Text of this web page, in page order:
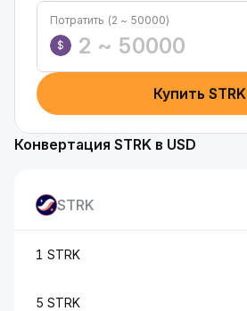
Потратить (2 ~ 50000)
$
Купить STRK
Конвертация STRK в USD
STRK
1 STRK
5 STRK